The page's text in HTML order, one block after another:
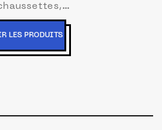
etc.
LES PRODUITS